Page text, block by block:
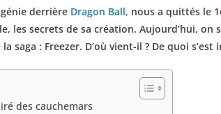
derrière Dragon Ball, nous a quittés le
les secrets de sa création. Aujourd’hui, on
saga : Freezer. D’où vient-il ? De quoi
des cauchemars